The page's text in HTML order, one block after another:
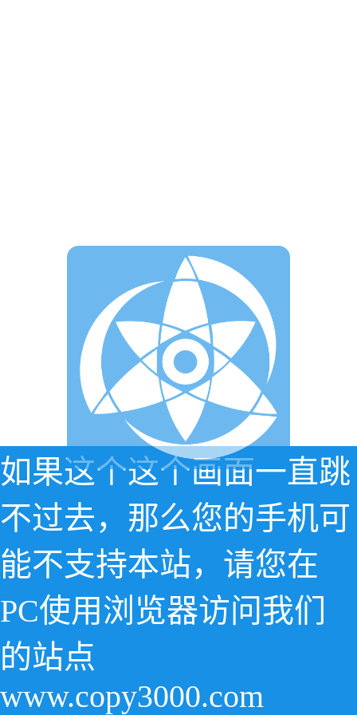
如果这个这个画面一直跳
不过去，那么您的手机可
能不支持本站，请您在
PC使用浏览器访问我们
的站点
www.copy3000.com